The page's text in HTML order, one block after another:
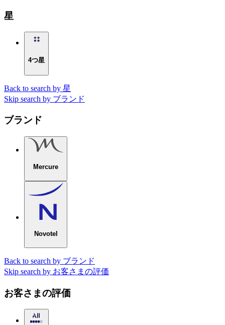
星
4つ星
Back to search by 星
Skip search by ブランド
ブランド
Mercure
Novotel
Back to search by ブランド
Skip search by お客さまの評価
お客さまの評価